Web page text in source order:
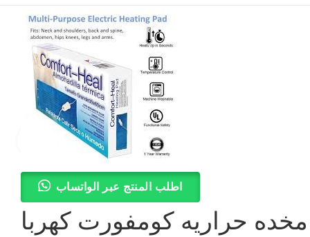
اطلب المنتج عبر الواتساب
مخده حراريه كومفورت كهربا